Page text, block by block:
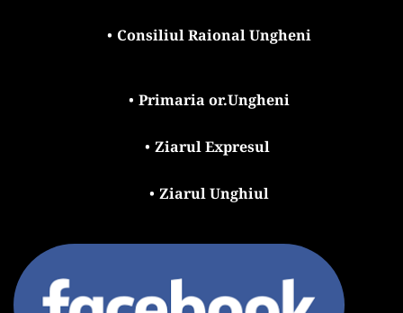
Consiliul Raional Ungheni
Primaria or.Ungheni
Ziarul Expresul
Ziarul Unghiul